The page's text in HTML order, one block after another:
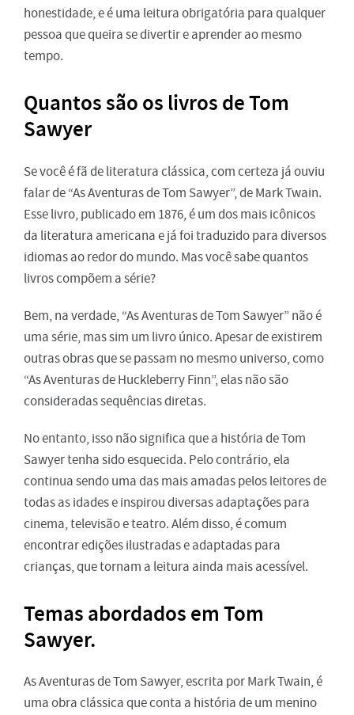
honestidade, e é uma leitura obrigatória para qualquer
pessoa que queira se divertir e aprender ao mesmo
tempo.
Quantos são os livros de Tom
Sawyer
Se você é fã de literatura clássica, com certeza já ouviu
falar de “As Aventuras de Tom Sawyer”, de Mark Twain.
Esse livro, publicado em 1876, é um dos mais icônicos
da literatura americana e já foi traduzido para diversos
idiomas ao redor do mundo. Mas você sabe quantos
livros compõem a série?
Bem, na verdade, “As Aventuras de Tom Sawyer” não é
uma série, mas sim um livro único. Apesar de existirem
outras obras que se passam no mesmo universo, como
“As Aventuras de Huckleberry Finn”, elas não são
consideradas sequências diretas.
No entanto, isso não significa que a história de Tom
Sawyer tenha sido esquecida. Pelo contrário, ela
continua sendo uma das mais amadas pelos leitores de
todas as idades e inspirou diversas adaptações para
cinema, televisão e teatro. Além disso, é comum
encontrar edições ilustradas e adaptadas para
crianças, que tornam a leitura ainda mais acessível.
Temas abordados em Tom
Sawyer.
As Aventuras de Tom Sawyer, escrita por Mark Twain, é
uma obra clássica que conta a história de um menino